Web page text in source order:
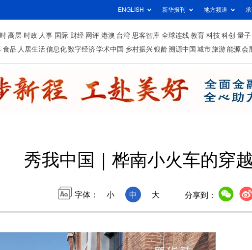
ENGLISH 新华报刊 地方频道
高层 时政 人事 国际 财经 网评 港澳 台湾 思客智库 全球连线 教育 科技 科创 量子
食品 人居生活信息化数字经济学术中国 乡村振兴银龄溯源中国 城市旅游 能源 会
秀我中国｜桦南小火车的穿
字体： 小 中 大 分享到：